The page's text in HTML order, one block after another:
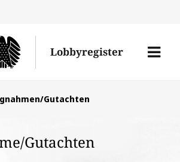
Lobbyregister
Menü
Gutachten
Gutachten